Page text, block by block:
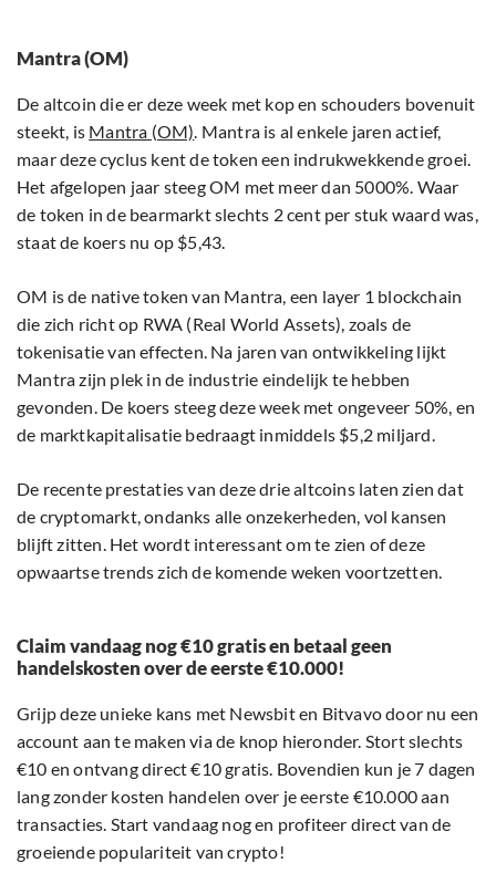
Mantra (OM)
De altcoin die er deze week met kop en schouders bovenuit
steekt, is Mantra (OM). Mantra is al enkele jaren actief,
maar deze cyclus kent de token een indrukwekkende groei.
Het afgelopen jaar steeg OM met meer dan 5000%. Waar
de token in de bearmarkt slechts 2 cent per stuk waard was,
staat de koers nu op $5,43.
OM is de native token van Mantra, een layer 1 blockchain
die zich richt op RWA (Real World Assets), zoals de
tokenisatie van effecten. Na jaren van ontwikkeling lijkt
Mantra zijn plek in de industrie eindelijk te hebben
gevonden. De koers steeg deze week met ongeveer 50%, en
de marktkapitalisatie bedraagt inmiddels $5,2 miljard.
De recente prestaties van deze drie altcoins laten zien dat
de cryptomarkt, ondanks alle onzekerheden, vol kansen
blijft zitten. Het wordt interessant om te zien of deze
opwaartse trends zich de komende weken voortzetten.
Claim vandaag nog €10 gratis en betaal geen
handelskosten over de eerste €10.000!
Grijp deze unieke kans met Newsbit en Bitvavo door nu een
account aan te maken via de knop hieronder. Stort slechts
€10 en ontvang direct €10 gratis. Bovendien kun je 7 dagen
lang zonder kosten handelen over je eerste €10.000 aan
transacties. Start vandaag nog en profiteer direct van de
groeiende populariteit van crypto!